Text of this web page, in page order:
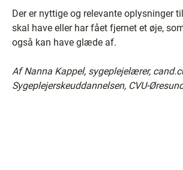
Der er nyttige og relevante oplysninger
skal have eller har fået fjernet et øje,
også kan have glæde af.
Af Nanna Kappel, sygeplejelærer,
Sygeplejerskeuddannelsen, CVU-